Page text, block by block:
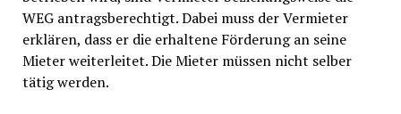
WEG antragsberechtigt. Dabei muss der Vermieter
erklären, dass er die erhaltene Förderung an seine
Mieter weiterleitet. Die Mieter müssen nicht selber
tätig werden.